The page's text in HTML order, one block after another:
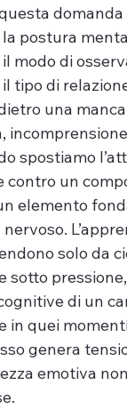
postura
modo di
tipo di
una
spostiamo
contro un
elemento
solo da
sotto
di un
in quei
genera
emotiva